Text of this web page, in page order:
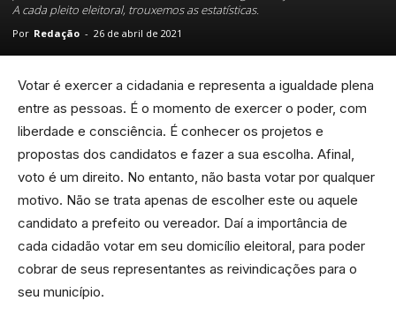
A cada pleito eleitoral, trouxemos as estatísticas.
Por Redação - 26 de abril de 2021
Votar é exercer a cidadania e representa a igualdade plena
entre as pessoas. É o momento de exercer o poder, com
liberdade e consciência. É conhecer os projetos e
propostas dos candidatos e fazer a sua escolha. Afinal,
voto é um direito. No entanto, não basta votar por qualquer
motivo. Não se trata apenas de escolher este ou aquele
candidato a prefeito ou vereador. Daí a importância de
cada cidadão votar em seu domicílio eleitoral, para poder
cobrar de seus representantes as reivindicações para o
seu município.